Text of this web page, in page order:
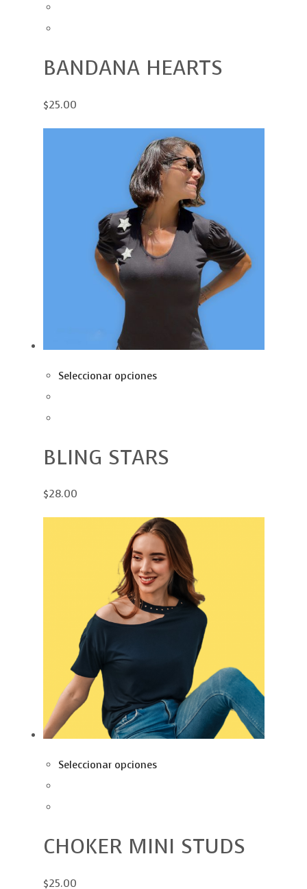
BANDANA HEARTS
$25.00
Seleccionar opciones
BLING STARS
$28.00
Seleccionar opciones
CHOKER MINI STUDS
$25.00